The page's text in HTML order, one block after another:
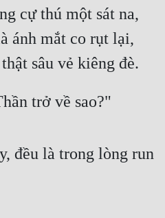
cự thú một sát na,
ánh mắt co rụt lại,
sâu vẻ kiêng đè.
trở về sao?"
đều là trong lòng run